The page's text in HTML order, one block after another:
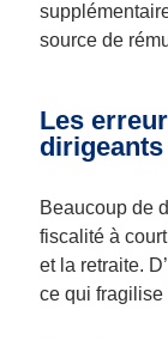
source de
Les
dirigeants
Beaucoup de
fiscalité à
et la retraite.
ce qui